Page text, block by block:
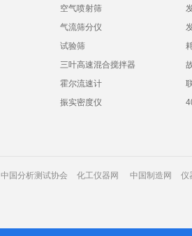
空气喷射筛
气流筛分仪
试验筛
三叶高速混合搅拌器
霍尔流速计
振实密度仪
中国分析测试协会 化工仪器网 中国制造网 仪